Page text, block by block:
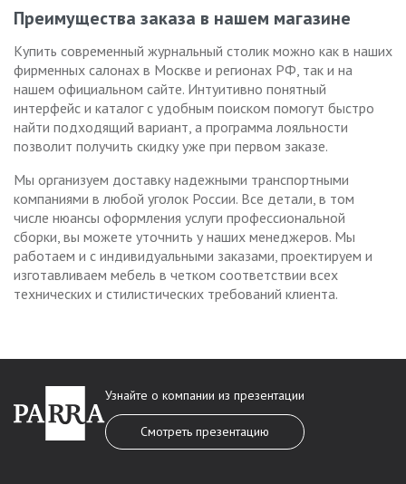
Преимущества заказа в нашем магазине
Купить современный журнальный столик можно как в наших
фирменных салонах в Москве и регионах РФ, так и на
нашем официальном сайте. Интуитивно понятный
интерфейс и каталог с удобным поиском помогут быстро
найти подходящий вариант, а программа лояльности
позволит получить скидку уже при первом заказе.
Мы организуем доставку надежными транспортными
компаниями в любой уголок России. Все детали, в том
числе нюансы оформления услуги профессиональной
сборки, вы можете уточнить у наших менеджеров. Мы
работаем и с индивидуальными заказами, проектируем и
изготавливаем мебель в четком соответствии всех
технических и стилистических требований клиента.
Узнайте о компании из презентации
Смотреть презентацию